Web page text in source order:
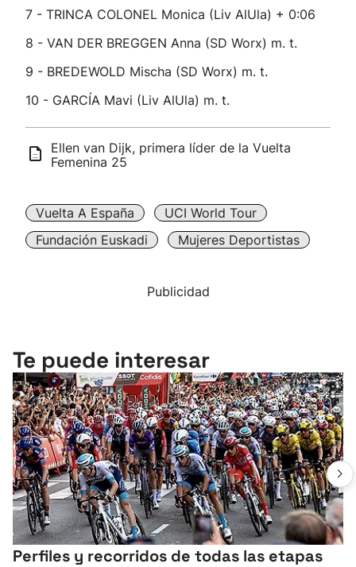
7 - TRINCA COLONEL Monica (Liv AlUla) + 0:06
8 - VAN DER BREGGEN Anna (SD Worx) m. t.
9 - BREDEWOLD Mischa (SD Worx) m. t.
10 - GARCÍA Mavi (Liv AlUla) m. t.
Ellen van Dijk, primera líder de la Vuelta
Femenina 25
Vuelta A España
UCI World Tour
Fundación Euskadi
Mujeres Deportistas
Publicidad
Te puede interesar
Perfiles y recorridos de todas las etapas